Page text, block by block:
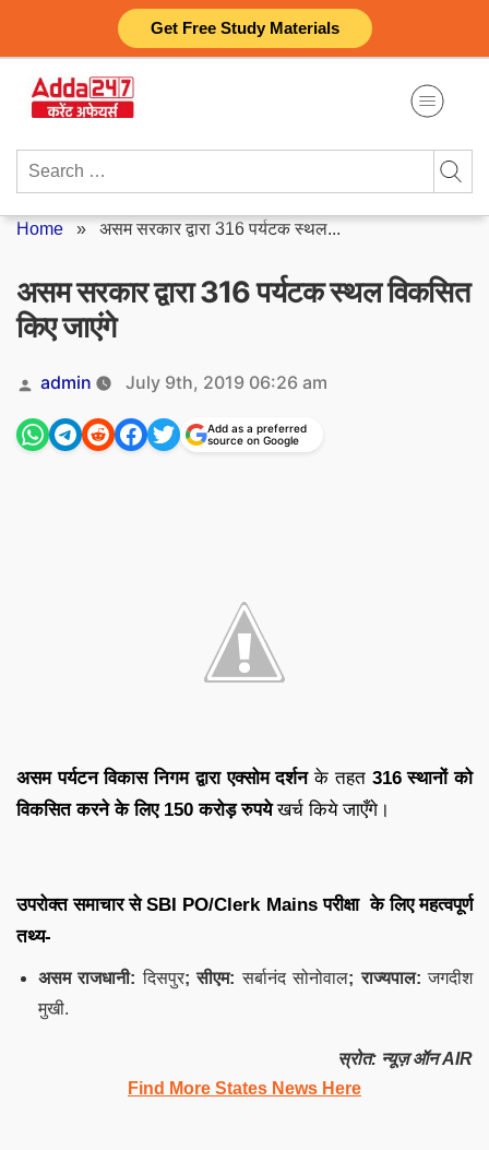
Get Free Study Materials
content
Search
Home » असम सरकार द्वारा 316 पर्यटक स्थल...
असम सरकार द्वारा 316 पर्यटक स्थल विकसित
किए जाएंगे
Posted
by
admin July 9th, 2019 06:26 am
Add as a preferred
source on Google
असम पर्यटन विकास निगम द्वारा एक्सोम दर्शनके तहत 316 स्थानों को
विकसित करने के लिए 150 करोड़ रुपयेखर्च किये जाएँगे।
उपरोक्त समाचार से SBI PO/Clerk Mains परीक्षा के लिए महत्वपूर्ण
तथ्य-
असम राजधानी:दिसपुर; सीएम:सर्बानंद सोनोवाल; राज्यपाल:जगदीश
मुखी.
स्रोत: न्यूज़ ऑन AIR
Find More States News Here